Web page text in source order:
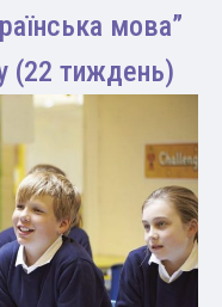
мова”
(22 тиждень)